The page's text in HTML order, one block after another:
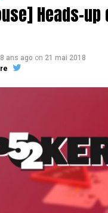
Heads-
8 ans ago on 21 mai 2018